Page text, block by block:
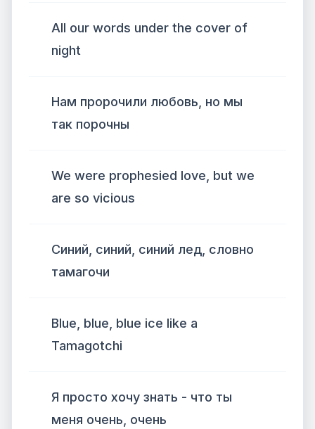
All our words under the cover of
night
Нам пророчили любовь, но мы
так порочны
We were prophesied love, but we
are so vicious
Синий, синий, синий лед, словно
тамагочи
Blue, blue, blue ice like a
Tamagotchi
Я просто хочу знать - что ты
меня очень, очень